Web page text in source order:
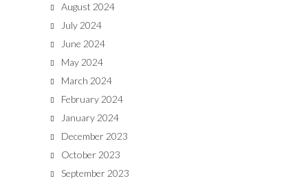
August 2024
July 2024
June 2024
May 2024
March 2024
February 2024
January 2024
December 2023
October 2023
September 2023